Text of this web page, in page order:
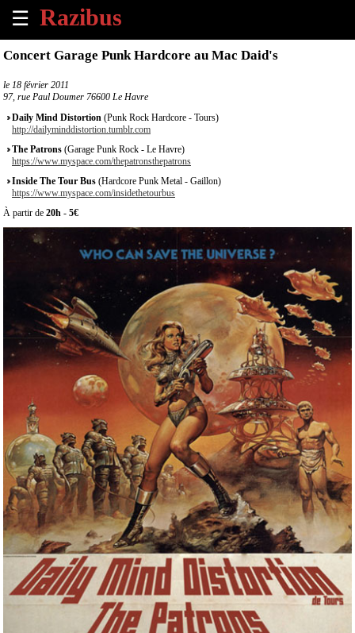
☰
×
Tous
les
évènements
à
venir
Annoncer
évènement
propos
Concert Garage Punk Hardcore au Mac Daid's
le 18 février 2011
97, rue Paul Doumer 76600 Le Havre
Daily Mind Distortion (Punk Rock Hardcore - Tours)
http://dailyminddistortion.tumblr.com
The Patrons (Garage Punk Rock - Le Havre)
https://www.myspace.com/thepatronsthepatrons
Inside The Tour Bus (Hardcore Punk Metal - Gaillon)
https://www.myspace.com/insidethetourbus
À partir de 20h - 5€